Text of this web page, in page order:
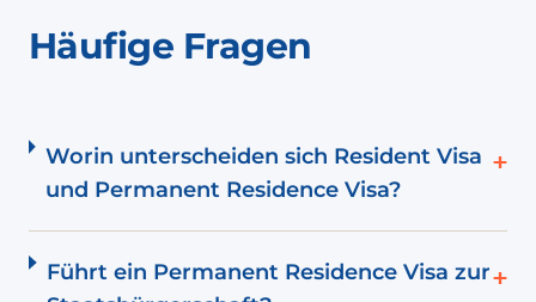
Häufige Fragen
Worin unterscheiden sich Resident Visa
und Permanent Residence Visa?
+
Führt ein Permanent Residence Visa zur+